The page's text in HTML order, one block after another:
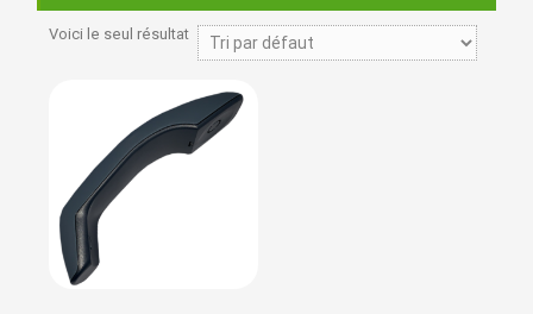
Voici le seul résultat